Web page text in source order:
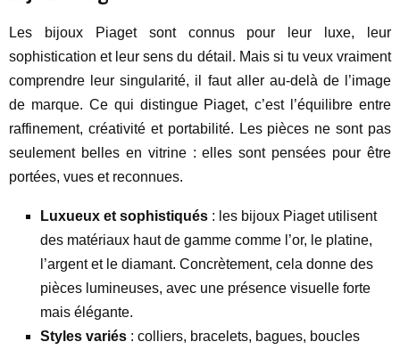
Les bijoux Piaget sont connus pour leur luxe, leur
sophistication et leur sens du détail. Mais si tu veux vraiment
comprendre leur singularité, il faut aller au-delà de l’image
de marque. Ce qui distingue Piaget, c’est l’équilibre entre
raffinement, créativité et portabilité. Les pièces ne sont pas
seulement belles en vitrine : elles sont pensées pour être
portées, vues et reconnues.
Luxueux et sophistiqués : les bijoux Piaget utilisent
des matériaux haut de gamme comme l’or, le platine,
l’argent et le diamant. Concrètement, cela donne des
pièces lumineuses, avec une présence visuelle forte
mais élégante.
Styles variés : colliers, bracelets, bagues, boucles